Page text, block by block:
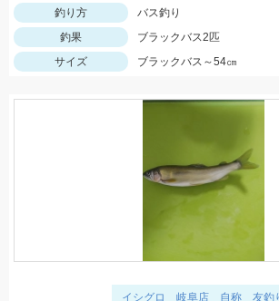
釣り方
バス釣り
釣果
ブラックバス2匹
サイズ
ブラックバス～54㎝
イシグロ 岐阜店 自称 友釣